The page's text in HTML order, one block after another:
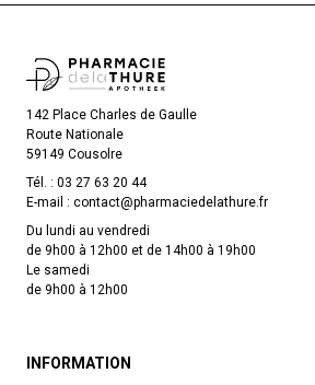
142 Place Charles de Gaulle
Route Nationale
59149 Cousolre
Tél. : 03 27 63 20 44
E-mail : contact@pharmaciedelathure.fr
Du lundi au vendredi
de 9h00 à 12h00 et de 14h00 à 19h00
Le samedi
de 9h00 à 12h00
INFORMATION